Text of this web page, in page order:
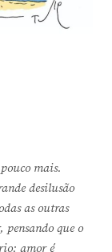
mais.
desilusão
as outras
que o
amor é